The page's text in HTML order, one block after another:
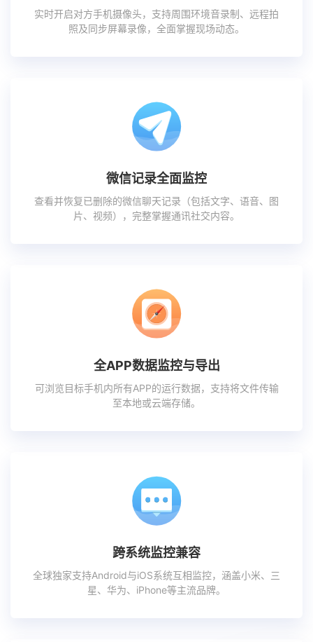
实时开启对方手机摄像头，支持周围环境音录制、远程拍
照及同步屏幕录像，全面掌握现场动态。
微信记录全面监控
查看并恢复已删除的微信聊天记录（包括文字、语音、图
片、视频），完整掌握通讯社交内容。
全APP数据监控与导出
可浏览目标手机内所有APP的运行数据，支持将文件传输
至本地或云端存储。
跨系统监控兼容
全球独家支持Android与iOS系统互相监控，涵盖小米、三
星、华为、iPhone等主流品牌。